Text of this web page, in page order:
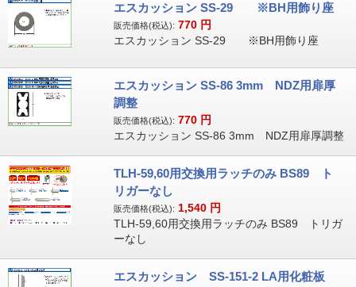
エスカッション SS-29 ※BH用飾り座
販売価格(税込): 770 円
エスカッション SS-29 ※BH用飾り座
エスカッション SS-86 3mm NDZ用扉厚
調整
販売価格(税込): 770 円
エスカッション SS-86 3mm NDZ用扉厚調整
TLH-59,60用交換用ラッチのみ BS89 ト
リガーなし
販売価格(税込): 1,540 円
TLH-59,60用交換用ラッチのみ BS89 トリガ
ーなし
エスカッション SS-151-2 LA用化粧板